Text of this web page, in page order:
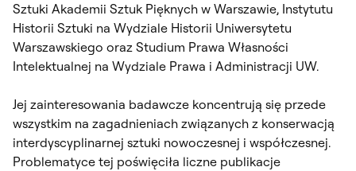
Sztuki Akademii Sztuk Pięknych w Warszawie, Instytutu
Historii Sztuki na Wydziale Historii Uniwersytetu
Warszawskiego oraz Studium Prawa Własności
Intelektualnej na Wydziale Prawa i Administracji UW.
Jej zainteresowania badawcze koncentrują się przede
wszystkim na zagadnieniach związanych z konserwacją
interdyscyplinarnej sztuki nowoczesnej i współczesnej.
Problematyce tej poświęciła liczne publikacje